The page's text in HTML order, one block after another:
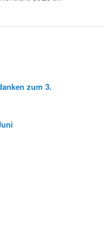
zum 3.